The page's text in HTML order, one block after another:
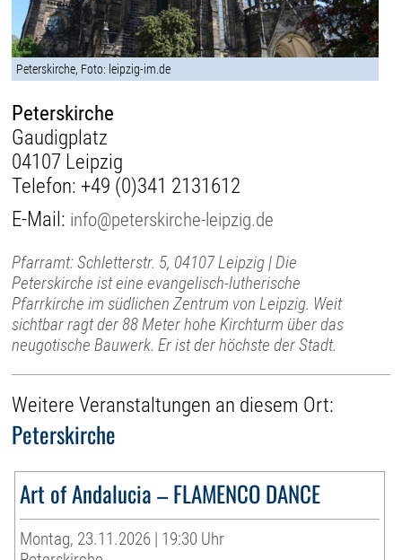
Peterskirche, Foto: leipzig-im.de
Peterskirche
Gaudigplatz
04107 Leipzig
Telefon: +49 (0)341 2131612
E-Mail: info@peterskirche-leipzig.de
Pfarramt: Schletterstr. 5, 04107 Leipzig | Die
Peterskirche ist eine evangelisch-lutherische
Pfarrkirche im südlichen Zentrum von Leipzig. Weit
sichtbar ragt der 88 Meter hohe Kirchturm über das
neugotische Bauwerk. Er ist der höchste der Stadt.
Weitere Veranstaltungen an diesem Ort:
Peterskirche
Art of Andalucia – FLAMENCO DANCE
Montag, 23.11.2026 | 19:30 Uhr